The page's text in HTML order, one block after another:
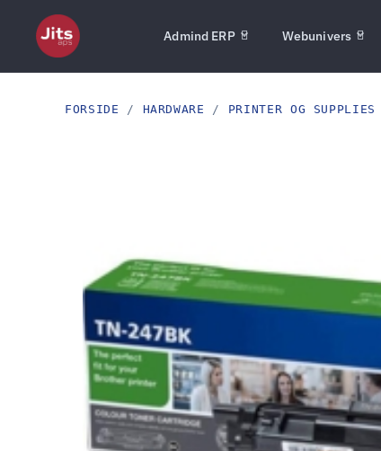
Admind ERP Webunivers
FORSIDE / HARDWARE / PRINTER OG SUPPLIES